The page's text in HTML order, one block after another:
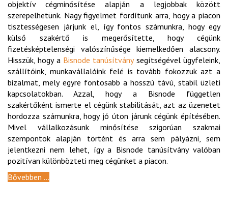
objektív cégminősítése alapján a legjobbak között
szerepelhetünk. Nagy figyelmet fordítunk arra, hogy a piacon
tisztességesen járjunk el, így fontos számunkra, hogy egy
külső szakértő is megerősítette, hogy cégünk
fizetésképtelenségi valószínűsége kiemelkedően alacsony.
Hisszük, hogy a Bisnode tanúsítványsegítségével ügyfeleink,
szállítóink, munkavállalóink felé is tovább fokozzuk azt a
bizalmat, mely egyre fontosabb a hosszú távú, stabil üzleti
kapcsolatokban. Azzal, hogy a Bisnode független
szakértőként ismerte el cégünk stabilitását, azt az üzenetet
hordozza számunkra, hogy jó úton járunk cégünk építésében.
Mivel vállalkozásunk minősítése szigorúan szakmai
szempontok alapján történt és arra sem pályázni, sem
jelentkezni nem lehet, így a Bisnode tanúsítvány valóban
pozitívan különbözteti meg cégünket a piacon.
Bővebben ...